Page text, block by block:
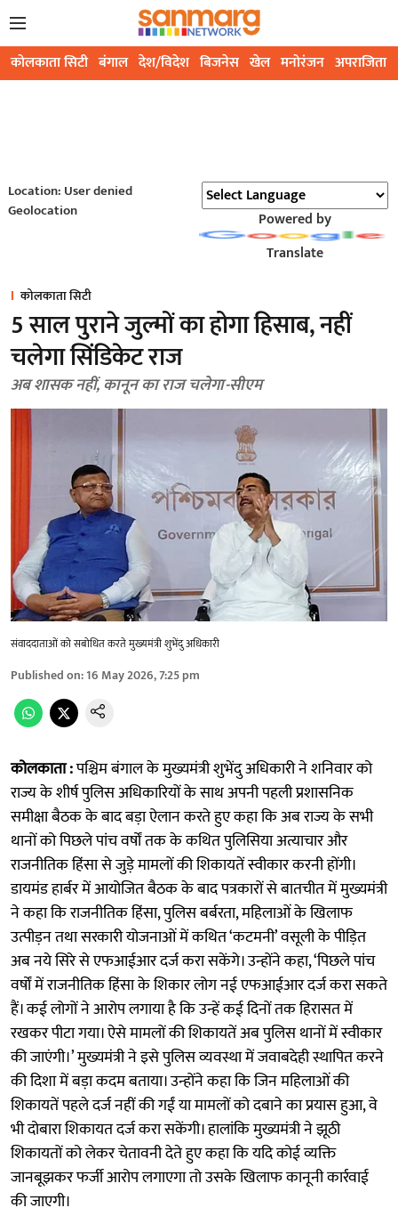
कोलकाता सिटी बंगाल देश/विदेश बिजनेस खेल मनोरंजन अपराजिता
Location: User denied
Geolocation
Powered by
Translate
कोलकाता सिटी
5 साल पुराने जुल्मों का होगा हिसाब, नहीं
चलेगा सिंडिकेट राज
अब शासक नहीं, कानून का राज चलेगा-सीएम
संवाददाताओं को सबोधित करते मुख्यमंत्री शुभेंदु अधिकारी
Published on:16 May 2026, 7:25 pm
कोलकाता :पश्चिम बंगाल के मुख्यमंत्री शुभेंदु अधिकारी ने शनिवार को
राज्य के शीर्ष पुलिस अधिकारियों के साथ अपनी पहली प्रशासनिक
समीक्षा बैठक के बाद बड़ा ऐलान करते हुए कहा कि अब राज्य के सभी
थानों को पिछले पांच वर्षों तक के कथित पुलिसिया अत्याचार और
राजनीतिक हिंसा से जुड़े मामलों की शिकायतें स्वीकार करनी होंगी।
डायमंड हार्बर में आयोजित बैठक के बाद पत्रकारों से बातचीत में मुख्यमंत्री
ने कहा कि राजनीतिक हिंसा, पुलिस बर्बरता, महिलाओं के खिलाफ
उत्पीड़न तथा सरकारी योजनाओं में कथित ‘कटमनी’ वसूली के पीड़ित
अब नये सिरे से एफआईआर दर्ज करा सकेंगे। उन्होंने कहा, ‘पिछले पांच
वर्षों में राजनीतिक हिंसा के शिकार लोग नई एफआईआर दर्ज करा सकते
हैं। कई लोगों ने आरोप लगाया है कि उन्हें कई दिनों तक हिरासत में
रखकर पीटा गया। ऐसे मामलों की शिकायतें अब पुलिस थानों में स्वीकार
की जाएंगी।’ मुख्यमंत्री ने इसे पुलिस व्यवस्था में जवाबदेही स्थापित करने
की दिशा में बड़ा कदम बताया। उन्होंने कहा कि जिन महिलाओं की
शिकायतें पहले दर्ज नहीं की गईं या मामलों को दबाने का प्रयास हुआ, वे
भी दोबारा शिकायत दर्ज करा सकेंगी। हालांकि मुख्यमंत्री ने झूठी
शिकायतों को लेकर चेतावनी देते हुए कहा कि यदि कोई व्यक्ति
जानबूझकर फर्जी आरोप लगाएगा तो उसके खिलाफ कानूनी कार्रवाई
की जाएगी।